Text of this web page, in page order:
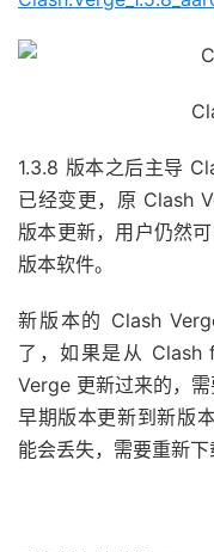
1.3.8 版本之后主导
已经变更，原 Clash
版本更新，用户仍然
版本软件。
新版本的 Clash
了，如果是从 Clash
Verge 更新过来的，
早期版本更新到新版
能会丢失，需要重新下